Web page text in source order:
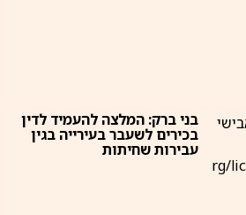
בני ברק: המלצה להעמיד לדין
בכירים לשעבר בעירייה בגין
עבירות שחיתות